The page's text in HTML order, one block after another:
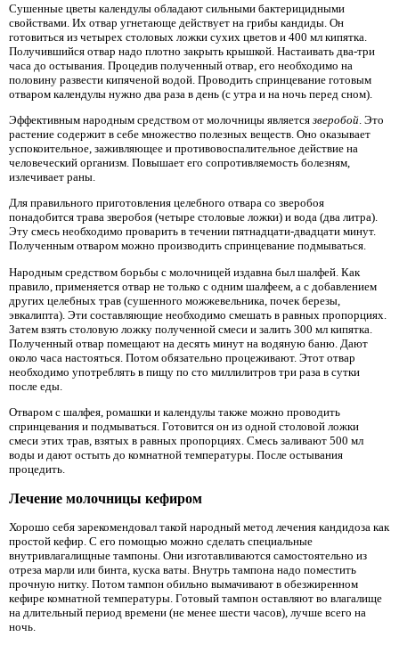
Сушенные цветы календулы обладают сильными бактерицидными
свойствами. Их отвар угнетающе действует на грибы кандиды. Он
готовиться из четырех столовых ложки сухих цветов и 400 мл кипятка.
Получившийся отвар надо плотно закрыть крышкой. Настаивать два-три
часа до остывания. Процедив полученный отвар, его необходимо на
половину развести кипяченой водой. Проводить спринцевание готовым
отваром календулы нужно два раза в день (с утра и на ночь перед сном).
Эффективным народным средством от молочницы является зверобой. Это
растение содержит в себе множество полезных веществ. Оно оказывает
успокоительное, заживляющее и противовоспалительное действие на
человеческий организм. Повышает его сопротивляемость болезням,
излечивает раны.
Для правильного приготовления целебного отвара со зверобоя
понадобится трава зверобоя (четыре столовые ложки) и вода (два литра).
Эту смесь необходимо проварить в течении пятнадцати-двадцати минут.
Полученным отваром можно производить спринцевание подмываться.
Народным средством борьбы с молочницей издавна был шалфей. Как
правило, применяется отвар не только с одним шалфеем, а с добавлением
других целебных трав (сушенного можжевельника, почек березы,
эвкалипта). Эти составляющие необходимо смешать в равных пропорциях.
Затем взять столовую ложку полученной смеси и залить 300 мл кипятка.
Полученный отвар помещают на десять минут на водяную баню. Дают
около часа настояться. Потом обязательно процеживают. Этот отвар
необходимо употреблять в пищу по сто миллилитров три раза в сутки
после еды.
Отваром с шалфея, ромашки и календулы также можно проводить
спринцевания и подмываться. Готовится он из одной столовой ложки
смеси этих трав, взятых в равных пропорциях. Смесь заливают 500 мл
воды и дают остыть до комнатной температуры. После остывания
процедить.
Лечение молочницы кефиром
Хорошо себя зарекомендовал такой народный метод лечения кандидоза как
простой кефир. С его помощью можно сделать специальные
внутривлагалищные тампоны. Они изготавливаются самостоятельно из
отреза марли или бинта, куска ваты. Внутрь тампона надо поместить
прочную нитку. Потом тампон обильно вымачивают в обезжиренном
кефире комнатной температуры. Готовый тампон оставляют во влагалище
на длительный период времени (не менее шести часов), лучше всего на
ночь.